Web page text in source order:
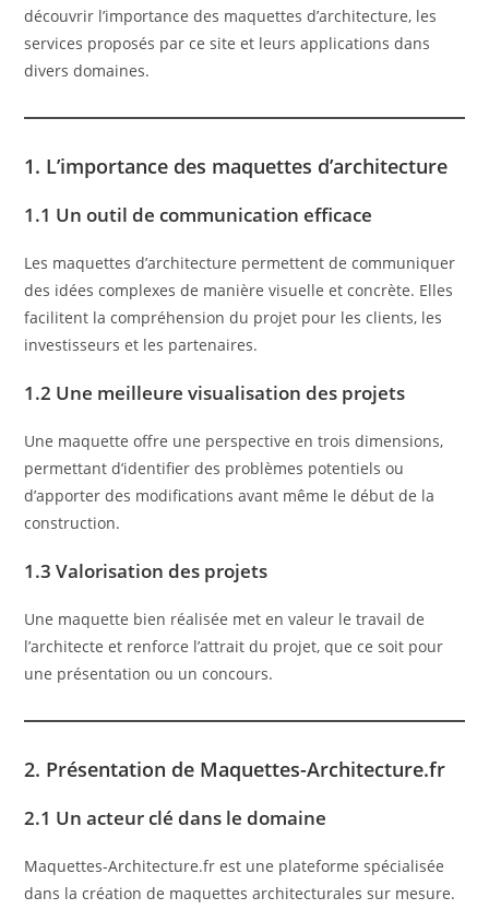
découvrir l’importance des maquettes d’architecture, les
services proposés par ce site et leurs applications dans
divers domaines.
1. L’importance des maquettes d’architecture
1.1 Un outil de communication efficace
Les maquettes d’architecture permettent de communiquer
des idées complexes de manière visuelle et concrète. Elles
facilitent la compréhension du projet pour les clients, les
investisseurs et les partenaires.
1.2 Une meilleure visualisation des projets
Une maquette offre une perspective en trois dimensions,
permettant d’identifier des problèmes potentiels ou
d’apporter des modifications avant même le début de la
construction.
1.3 Valorisation des projets
Une maquette bien réalisée met en valeur le travail de
l’architecte et renforce l’attrait du projet, que ce soit pour
une présentation ou un concours.
2. Présentation de Maquettes-Architecture.fr
2.1 Un acteur clé dans le domaine
Maquettes-Architecture.fr est une plateforme spécialisée
dans la création de maquettes architecturales sur mesure.